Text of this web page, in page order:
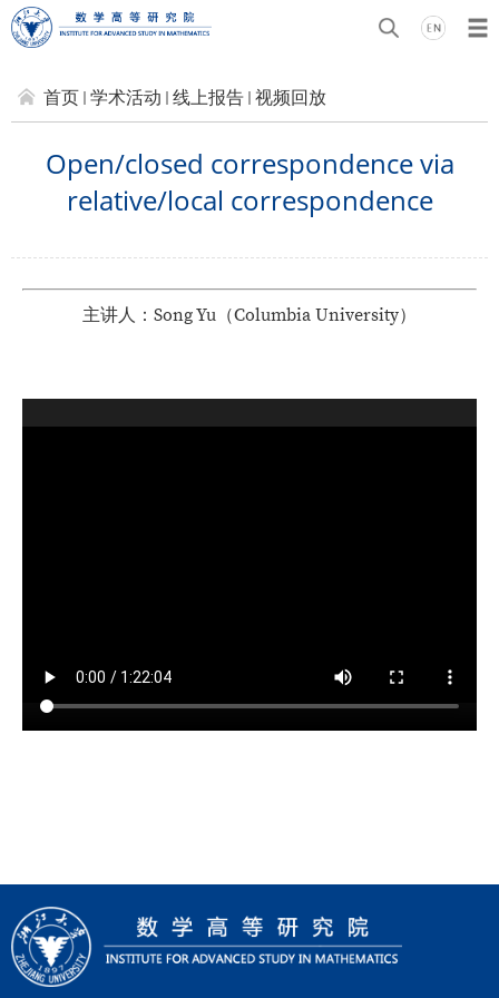
首页 学术活动 线上报告 视频回放
Open/closed correspondence via
relative/local correspondence
主讲人 ： Song Yu （Columbia University）